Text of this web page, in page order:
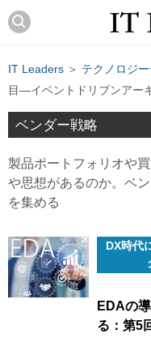
IT Leaders ＞ テクノロジ
目―イベントドリブンアー
ベンダー戦略
製品ポートフォリオや
や思想があるのか。ベ
を集める
DX時代
EDAの
る：第5